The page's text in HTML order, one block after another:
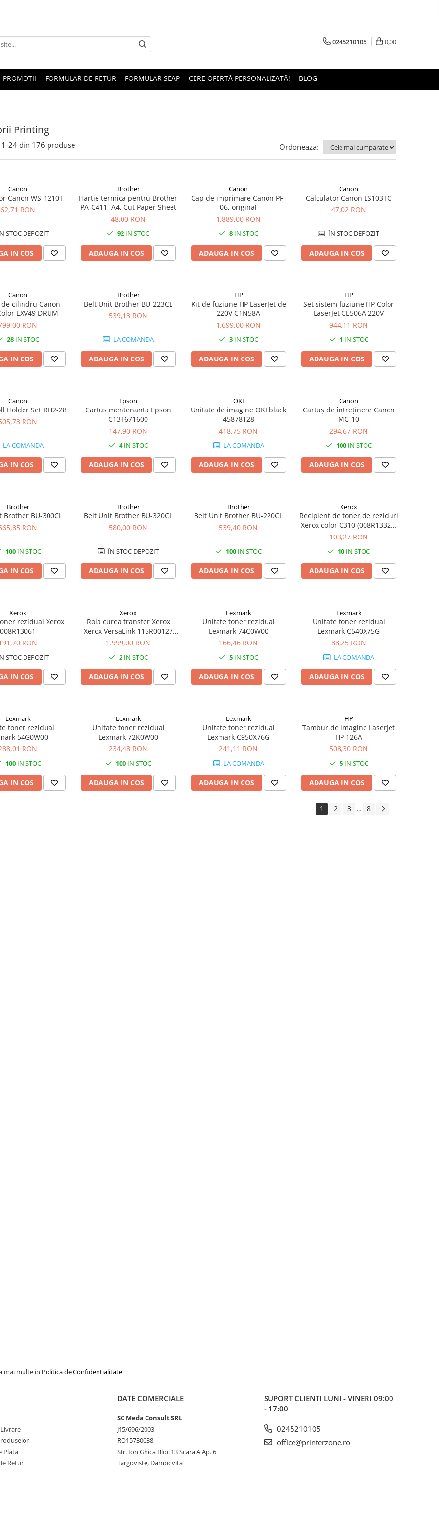
0245210105 0,00
PROMOTII FORMULAR DE RETUR FORMULAR SEAP CERE OFERTĂ PERSONALIZATĂ! BLOG
Printing
1-24 din 176 produse Ordoneaza:
Canon
Canon WS-1210T
62,71 RON
STOC DEPOZIT
IN COS
Brother
Hartie termica pentru Brother
PA-C411, A4, Cut Paper Sheet
48,00 RON
92 IN STOC
ADAUGA IN COS
Canon
Cap de imprimare Canon PF-
06, original
1.889,00 RON
8IN STOC
ADAUGA IN COS
Canon
Calculator Canon LS103TC
47,02 RON
ÎN STOC DEPOZIT
ADAUGA IN COS
Canon
cilindru Canon
EXV49 DRUM
RON
28 IN STOC
IN COS
Brother
Belt Unit Brother BU-223CL
539,13 RON
LA COMANDA
ADAUGA IN COS
HP
Kit de fuziune HP LaserJet de
220V C1N58A
1.699,00 RON
3IN STOC
ADAUGA IN COS
HP
Set sistem fuziune HP Color
LaserJet CE506A 220V
944,11 RON
1 IN STOC
ADAUGA IN COS
Canon
Holder Set RH2-28
RON
LA COMANDA
IN COS
Epson
Cartus mentenanta Epson
C13T671600
147,90 RON
4IN STOC
ADAUGA IN COS
OKI
Unitate de imagine OKI black
45878128
418,75 RON
LA COMANDA
ADAUGA IN COS
Canon
Cartuș de întreținere Canon
MC-10
294,67 RON
100IN STOC
ADAUGA IN COS
Brother
Brother BU-300CL
RON
100IN STOC
IN COS
Brother
Belt Unit Brother BU-320CL
580,00 RON
ÎN STOC DEPOZIT
ADAUGA IN COS
Brother
Belt Unit Brother BU-220CL
539,40 RON
100IN STOC
ADAUGA IN COS
Xerox
Recipient de toner de reziduri
Xerox color C310 (008R13325)
(Negru/Black)
103,27 RON
10 IN STOC
ADAUGA IN COS
Xerox
rezidual Xerox
008R13061
RON
STOC DEPOZIT
IN COS
Xerox
Rola curea transfer Xerox
Xerox VersaLink 115R00127
(C7000/C7100), original, 200k
1.999,00 RON
2IN STOC
ADAUGA IN COS
Lexmark
Unitate toner rezidual
Lexmark 74C0W00
166,46 RON
5IN STOC
ADAUGA IN COS
Lexmark
Unitate toner rezidual
Lexmark C540X75G
88,25 RON
LA COMANDA
ADAUGA IN COS
Lexmark
toner rezidual
54G0W00
RON
100IN STOC
IN COS
Lexmark
Unitate toner rezidual
Lexmark 72K0W00
234,48 RON
100IN STOC
ADAUGA IN COS
Lexmark
Unitate toner rezidual
Lexmark C950X76G
241,11 RON
LA COMANDA
ADAUGA IN COS
HP
Tambur de imagine LaserJet
HP 126A
508,30 RON
5IN STOC
ADAUGA IN COS
1 2 3 ... 8
mai multe in Politica de Confidentialitate
Plata
Retur
DATE COMERCIALE
SC Meda Consult SRL
J15/696/2003
RO15730038
Str. Ion Ghica Bloc 13 Scara A Ap. 6
Targoviste, Dambovita
SUPORT CLIENTI LUNI - VINERI 09:00
- 17:00
0245210105
office@printerzone.ro